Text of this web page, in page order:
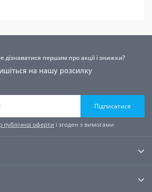
дізнаватися першим про акції і знижки?
на нашу розсилку
Підписатися
публічної оферти і згоден з вимогами